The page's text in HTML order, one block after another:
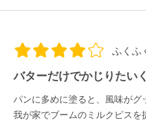
ふくふ
バターだけでかじりたい
パンに多めに塗ると、風味がグ
我が家でブームのミルクピスを